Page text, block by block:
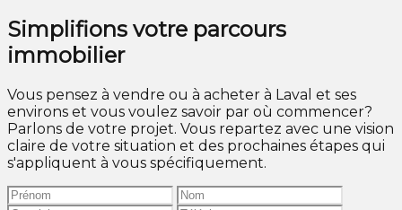
Simplifions votre parcours
immobilier
Vous pensez à vendre ou à acheter à Laval et ses
environs et vous voulez savoir par où commencer?
Parlons de votre projet. Vous repartez avec une vision
claire de votre situation et des prochaines étapes qui
s'appliquent à vous spécifiquement.